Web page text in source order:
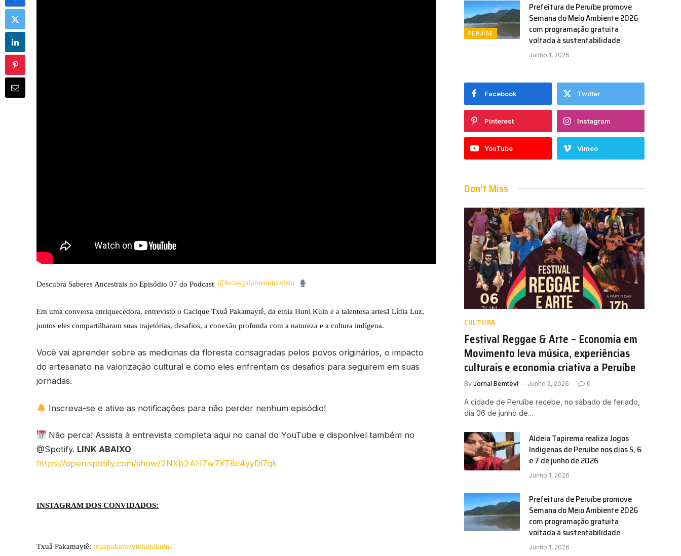
Descubra Saberes Ancestrais no Episódio 07 do Podcast @lucasgalanteentrevista
Em uma conversa enriquecedora, entrevisto o Cacique Txuâ Pakamaytê, da etnia Huni Kuin e a talentosa artesã Lídia Luz,
juntos eles compartilharam suas trajetórias, desafios, a conexão profunda com a natureza e a cultura indígena.
Você vai aprender sobre as medicinas da floresta consagradas pelos povos originários, o impacto
do artesanato na valorização cultural e como eles enfrentam os desafios para seguirem em suas
jornadas.
Inscreva-se e ative as notificações para não perder nenhum episódio!
Não perca! Assista à entrevista completa aqui no canal do YouTube e disponível também no
@Spotify. LINK ABAIXO
https://open.spotify.com/show/2NXb2AH7w7XT8c4yyDl7qk
INSTAGRAM DOS CONVIDADOS:
Txuâ Pakamaytê: txuapakameytehunikuin/
PERUÍBE
Prefeitura de Peruíbe promove
Semana do Meio Ambiente 2026
com programação gratuita
voltada à sustentabilidade
Junho 1, 2026
Facebook Twitter
Pinterest Instagram
YouTube Vimeo
Don't Miss
CULTURA
Festival Reggae & Arte – Economia em
Movimento leva música, experiências
culturais e economia criativa a Peruíbe
By Jornal Bemtevi Junho 2, 2026 0
A cidade de Peruíbe recebe, no sábado de feriado,
dia 06 de junho de…
Aldeia Tapirema realiza Jogos
Indígenas de Peruíbe nos dias 5, 6
e 7 de junho de 2026
Junho 1, 2026
Prefeitura de Peruíbe promove
Semana do Meio Ambiente 2026
com programação gratuita
voltada à sustentabilidade
Junho 1, 2026